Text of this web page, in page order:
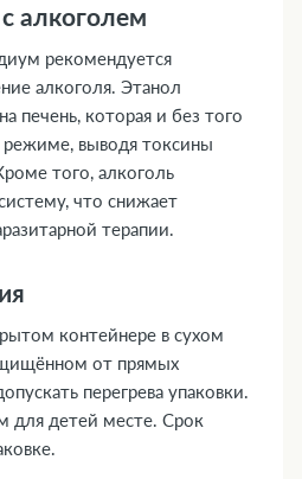
алкоголем
рекомендуется
алкоголя. Этанол
печень, которая и без того
режиме, выводя токсины
того, алкоголь
что снижает
терапии.
контейнере в сухом
от прямых
перегрева упаковки.
для детей месте. Срок